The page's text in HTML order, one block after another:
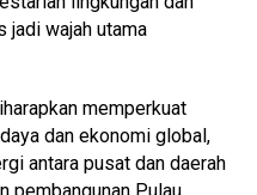
jadi wajah utama
memperkuat
dan ekonomi global,
antara pusat dan daerah